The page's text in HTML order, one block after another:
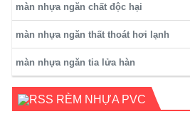
màn nhựa ngăn chất độc hại
màn nhựa ngăn thất thoát hơi lạnh
màn nhựa ngăn tia lửa hàn
RÈM NHỰA PVC